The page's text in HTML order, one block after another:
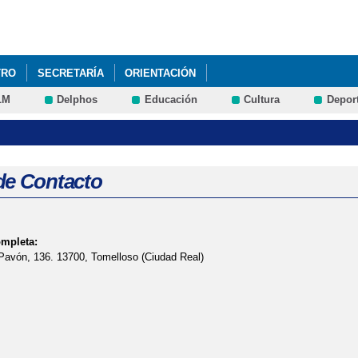
SECRETARÍA ORIENTACIÓN
Delphos Educación Cultura
Contacto
136. 13700, Tomelloso (Ciudad Real)